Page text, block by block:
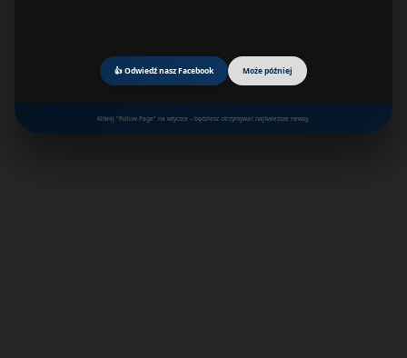
👍 Odwiedź nasz Facebook Może później
Kliknij "Follow Page" na wtyczce – będziesz otrzymywać najświeższe newsy.